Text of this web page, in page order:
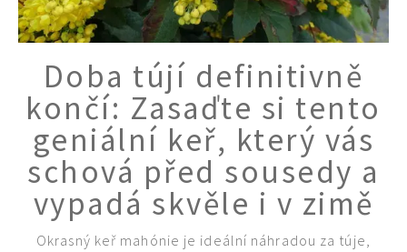
Doba tújí definitivně
končí: Zasaďte si tento
geniální keř, který vás
schová před sousedy a
vypadá skvěle i v zimě
Okrasný keř mahónie je ideální náhradou za túje,